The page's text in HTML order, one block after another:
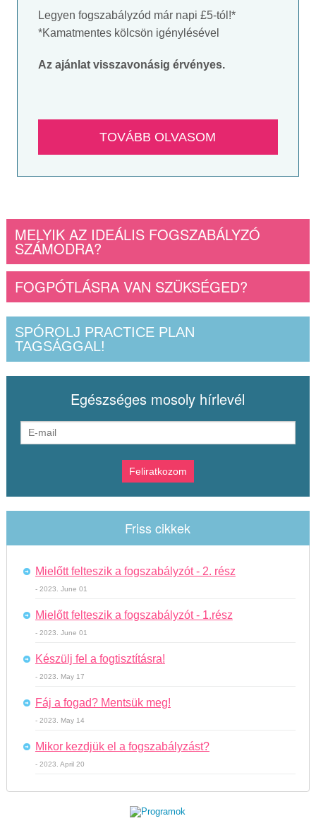
Legyen fogszabályzód már napi £5-tól!*
*Kamatmentes kölcsön igénylésével
Az ajánlat visszavonásig érvényes.
TOVÁBB OLVASOM
MELYIK AZ IDEÁLIS FOGSZABÁLYZÓ
SZÁMODRA?
FOGPÓTLÁSRA VAN SZÜKSÉGED?
SPÓROLJ PRACTICE PLAN
TAGSÁGGAL!
Egészséges mosoly hírlevél
Friss cikkek
Mielőtt felteszik a fogszabályzót - 2. rész
- 2023. June 01
Mielőtt felteszik a fogszabályzót - 1.rész
- 2023. June 01
Készülj fel a fogtisztításra!
- 2023. May 17
Fáj a fogad? Mentsük meg!
- 2023. May 14
Mikor kezdjük el a fogszabályzást?
- 2023. April 20